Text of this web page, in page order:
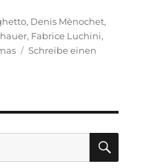
, Denis Mènochet,
, Fabrice Luchini,
Schreibe einen